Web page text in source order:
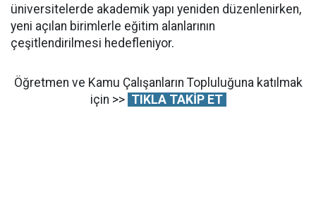
üniversitelerde akademik yapı yeniden düzenlenirken,
yeni açılan birimlerle eğitim alanlarının
çeşitlendirilmesi hedefleniyor.
Öğretmen ve Kamu Çalışanların Topluluğuna katılmak
için >> TIKLA TAKİP ET